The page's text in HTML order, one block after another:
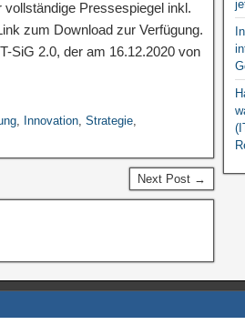
vollständige Pressespiegel inkl.
zum Download zur Verfügung.
SiG 2.0, der am 16.12.2020 von
, Innovation, Strategie,
Next Post →